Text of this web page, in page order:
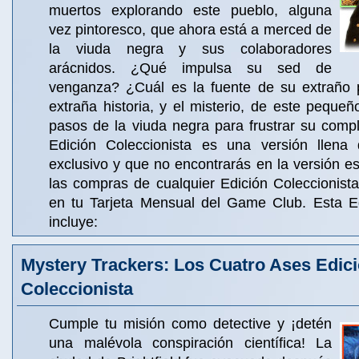
muertos explorando este pueblo, alguna
vez pintoresco, que ahora está a merced de
la viuda negra y sus colaboradores
arácnidos. ¿Qué impulsa su sed de
venganza? ¿Cuál es la fuente de su extraño
extraña historia, y el misterio, de este
pasos de la viuda negra para frustrar su
Edición Coleccionista es una versión llena
exclusivo y que no encontrarás en la versión
las compras de cualquier Edición
en tu Tarjeta Mensual del Game Club. Esta
incluye:
Mystery Trackers: Los Cuatro Ases
Coleccionista
Cumple tu misión como detective y ¡detén
una malévola conspiración científica! La